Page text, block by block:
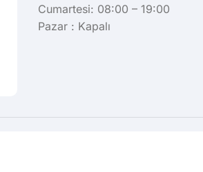
Cumartesi: 08:00 – 19:00
Pazar : Kapalı